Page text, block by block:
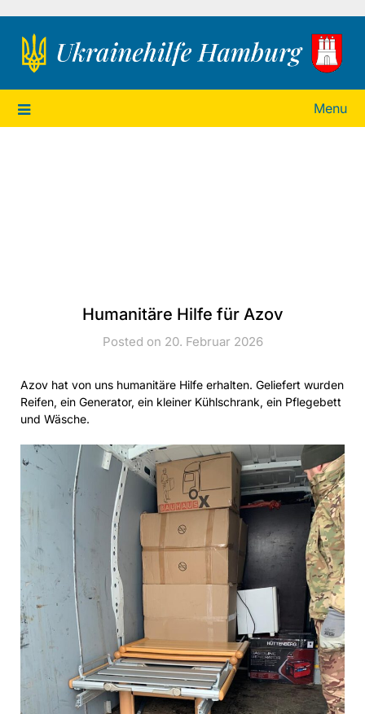
Ukrainehilfe Hamburg
Menu
Humanitäre Hilfe für Azov
Posted on 20. Februar 2026
Azov hat von uns humanitäre Hilfe erhalten. Geliefert wurden
Reifen, ein Generator, ein kleiner Kühlschrank, ein Pflegebett
und Wäsche.